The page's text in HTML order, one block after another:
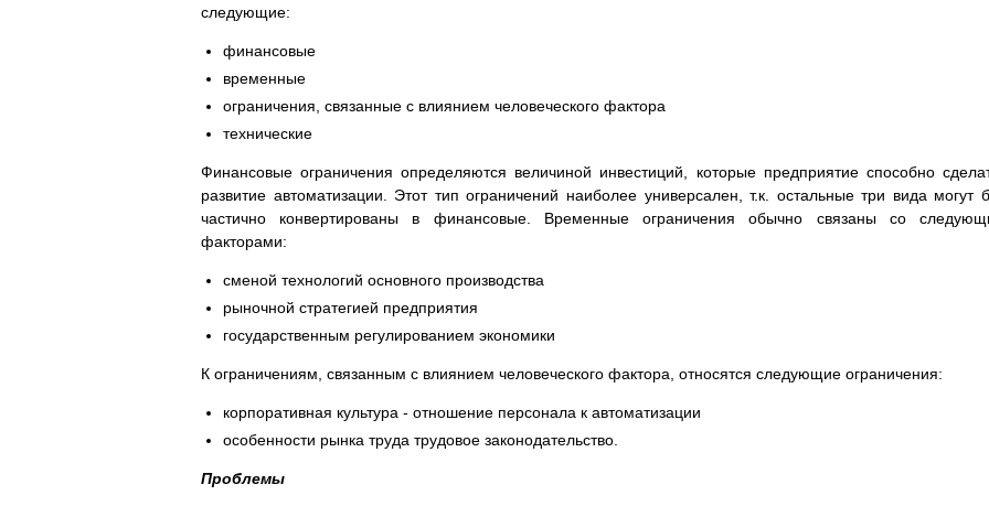
следующие:
финансовые
временные
ограничения, связанные с влиянием человеческого фактора
технические
Финансовые ограничения определяются величиной инвестиций, которые предприятие способно
развитие автоматизации. Этот тип ограничений наиболее универсален, т.к. остальные три вида могут
частично конвертированы в финансовые. Временные ограничения обычно связаны со
факторами:
сменой технологий основного производства
рыночной стратегией предприятия
государственным регулированием экономики
К ограничениям, связанным с влиянием человеческого фактора, относятся следующие ограничения:
корпоративная культура - отношение персонала к автоматизации
особенности рынка труда трудовое законодательство.
Проблемы